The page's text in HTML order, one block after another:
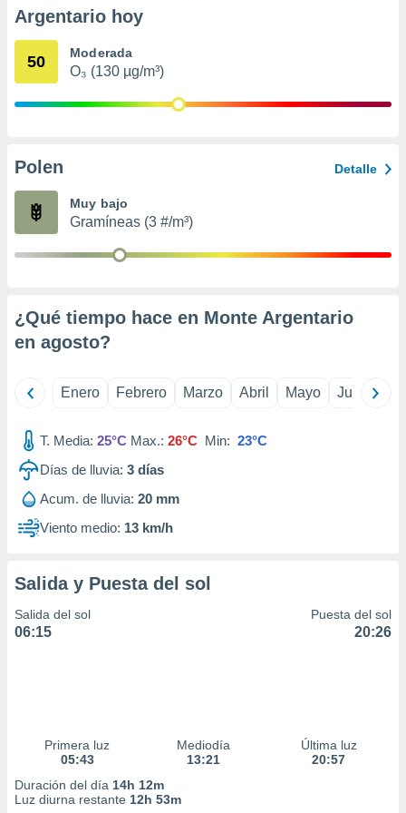
su
datos
momento
en
un
o acceder
utilizar
crear un
contenido
medir el
de la
de
de
uso de
Argentario hoy
50 Moderada
O₃ (130 µg/m³)
Polen Detalle
Muy bajo
Gramíneas (3 #/m³)
¿Qué tiempo hace en Monte Argentario
en agosto?
Enero Febrero Marzo Abril Mayo Junio
T. Media: 25°C Max.: 26°C Min: 23°C
Días de lluvia: 3 días
Acum. de lluvia: 20 mm
Viento medio: 13 km/h
Salida y Puesta del sol
Salida del sol
06:15
Puesta del sol
20:26
Primera luz
05:43
Mediodía
13:21
Última luz
20:57
Duración del día 14h 12m
Luz diurna restante 12h 53m